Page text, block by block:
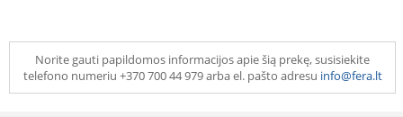
Norite gauti papildomos informacijos apie šią prekę, susisiekite
telefono numeriu +370 700 44 979 arba el. pašto adresu info@fera.lt